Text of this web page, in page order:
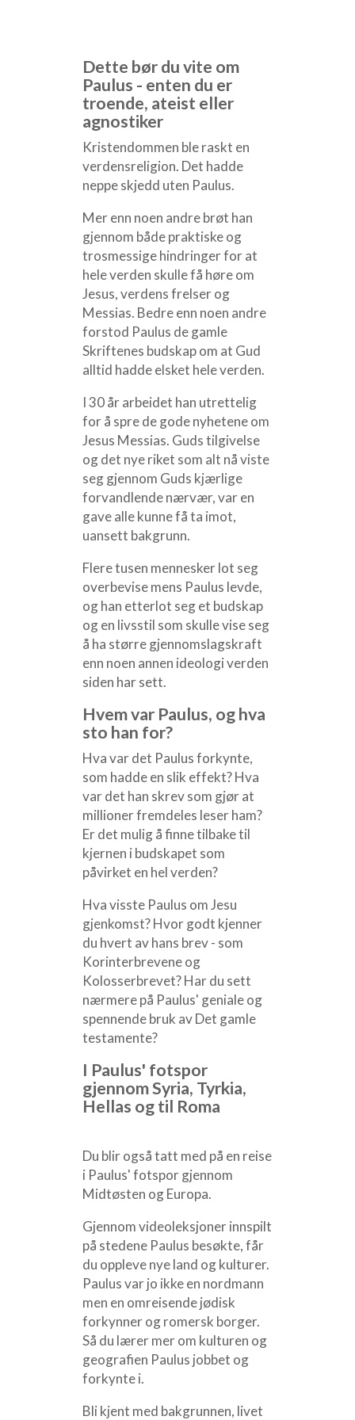
Dette bør du vite om
Paulus - enten du er
troende, ateist eller
agnostiker
Kristendommen ble raskt en
verdensreligion. Det hadde
neppe skjedd uten Paulus.
Mer enn noen andre brøt han
gjennom både praktiske og
trosmessige hindringer for at
hele verden skulle få høre om
Jesus, verdens frelser og
Messias. Bedre enn noen andre
forstod Paulus de gamle
Skriftenes budskap om at Gud
alltid hadde elsket hele verden.
I 30 år arbeidet han utrettelig
for å spre de gode nyhetene om
Jesus Messias. Guds tilgivelse
og det nye riket som alt nå viste
seg gjennom Guds kjærlige
forvandlende nærvær, var en
gave alle kunne få ta imot,
uansett bakgrunn.
Flere tusen mennesker lot seg
overbevise mens Paulus levde,
og han etterlot seg et budskap
og en livsstil som skulle vise seg
å ha større gjennomslagskraft
enn noen annen ideologi verden
siden har sett.
Hvem var Paulus, og hva
sto han for?
Hva var det Paulus forkynte,
som hadde en slik effekt? Hva
var det han skrev som gjør at
millioner fremdeles leser ham?
Er det mulig å finne tilbake til
kjernen i budskapet som
påvirket en hel verden?
Hva visste Paulus om Jesu
gjenkomst? Hvor godt kjenner
du hvert av hans brev - som
Korinterbrevene og
Kolosserbrevet? Har du sett
nærmere på Paulus' geniale og
spennende bruk av Det gamle
testamente?
I Paulus' fotspor
gjennom Syria, Tyrkia,
Hellas og til Roma
Du blir også tatt med på en reise
i Paulus' fotspor gjennom
Midtøsten og Europa.
Gjennom videoleksjoner innspilt
på stedene Paulus besøkte, får
du oppleve nye land og kulturer.
Paulus var jo ikke en nordmann
men en omreisende jødisk
forkynner og romersk borger.
Så du lærer mer om kulturen og
geografien Paulus jobbet og
forkynte i.
Bli kjent med bakgrunnen, livet